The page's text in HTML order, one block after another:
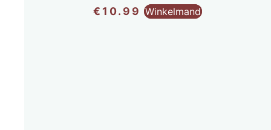
€ 10.99 Winkelmand